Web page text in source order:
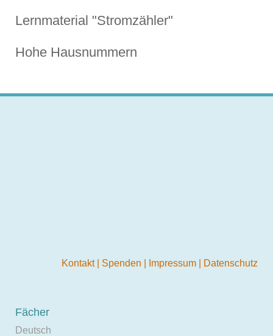
Lernmaterial "Stromzähler"
Hohe Hausnummern
Kontakt Spenden Impressum Datenschutz
Fächer
Deutsch